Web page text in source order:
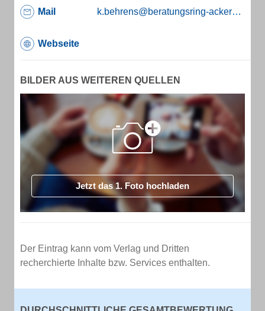
Mail k.behrens@beratungsring-ackerbau.de
Webseite
BILDER AUS WEITEREN QUELLEN
Jetzt das 1. Foto hochladen
Der Eintrag kann vom Verlag und Dritten
recherchierte Inhalte bzw. Services enthalten.